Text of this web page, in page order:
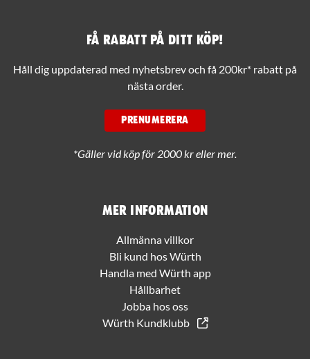
Mer information
Allmänna villkor
Bli kund hos Würth
Handla med Würth app
Hållbarhet
Jobba hos oss
Würth Kundklubb
Få rabatt på ditt köp!
Håll dig uppdaterad med nyhetsbrev och få 200kr* rabatt på
nästa order.
PRENUMERERA
*Gäller vid köp för 2000 kr eller mer.